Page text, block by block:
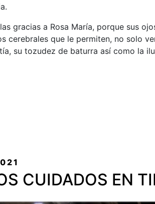
gracias a Rosa María, porque sus
cerebrales que le permiten, no solo
su tozudez de baturra así como la
CUIDADOS EN